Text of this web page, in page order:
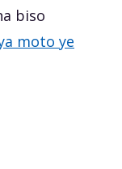
biso
moto ye